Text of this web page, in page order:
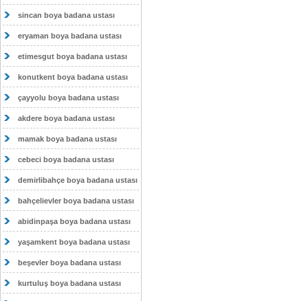
sincan boya badana ustası
eryaman boya badana ustası
etimesgut boya badana ustası
konutkent boya badana ustası
çayyolu boya badana ustası
akdere boya badana ustası
mamak boya badana ustası
cebeci boya badana ustası
demirlibahçe boya badana ustası
bahçelievler boya badana ustası
abidinpaşa boya badana ustası
yaşamkent boya badana ustası
beşevler boya badana ustası
kurtuluş boya badana ustası